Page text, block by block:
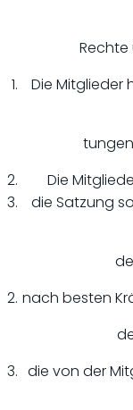
Rechte
Die Mitglieder
Die
die Satzung
nach besten
die von der